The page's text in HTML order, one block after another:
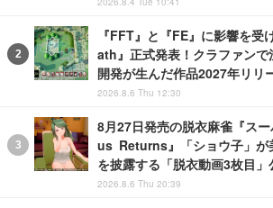
『FFT』と『FE』に影響を
ath』正式発表！クラファンで
開発が生んだ作品2027年リリ
2026.8.6 Thu 12:30
8月27日発売の脱衣麻雀『ス
us Returns』「ショウ子」が
を披露する「脱衣動画3枚目」
2026.8.6 Thu 20:39